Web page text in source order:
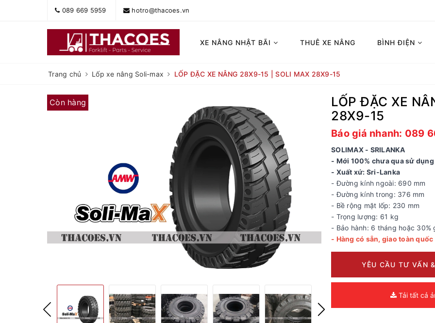
089 669 5959 hotro@thacoes.vn
XE NÂNG NHẬT BÃI THUÊ XE NÂNG BÌNH ĐIỆN
Trang chủ Lốp xe nâng Soli-max LỐP ĐẶC XE NÂNG 28X9-15 | SOLI MAX 28X9-15
Còn hàng
LỐP ĐẶC XE
28X9-15
Báo giá nhanh: 089
SOLIMAX - SRILANKA
- Mới 100% chưa qua sử dụng
- Xuất xứ: Sri-Lanka
- Đường kính ngoài: 690 mm
- Đường kính trong: 376 mm
- Bề rộng mặt lốp: 230 mm
- Trọng lượng: 61 kg
- Bảo hành: 6 tháng hoặc
- Hàng có sẵn, giao toàn quốc
YÊU CẦU TƯ VẤN
Tải tất cả